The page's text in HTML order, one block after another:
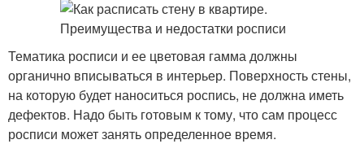
Тематика росписи и ее цветовая гамма должны
органично вписываться в интерьер. Поверхность стены,
на которую будет наноситься роспись, не должна иметь
дефектов. Надо быть готовым к тому, что сам процесс
росписи может занять определенное время.